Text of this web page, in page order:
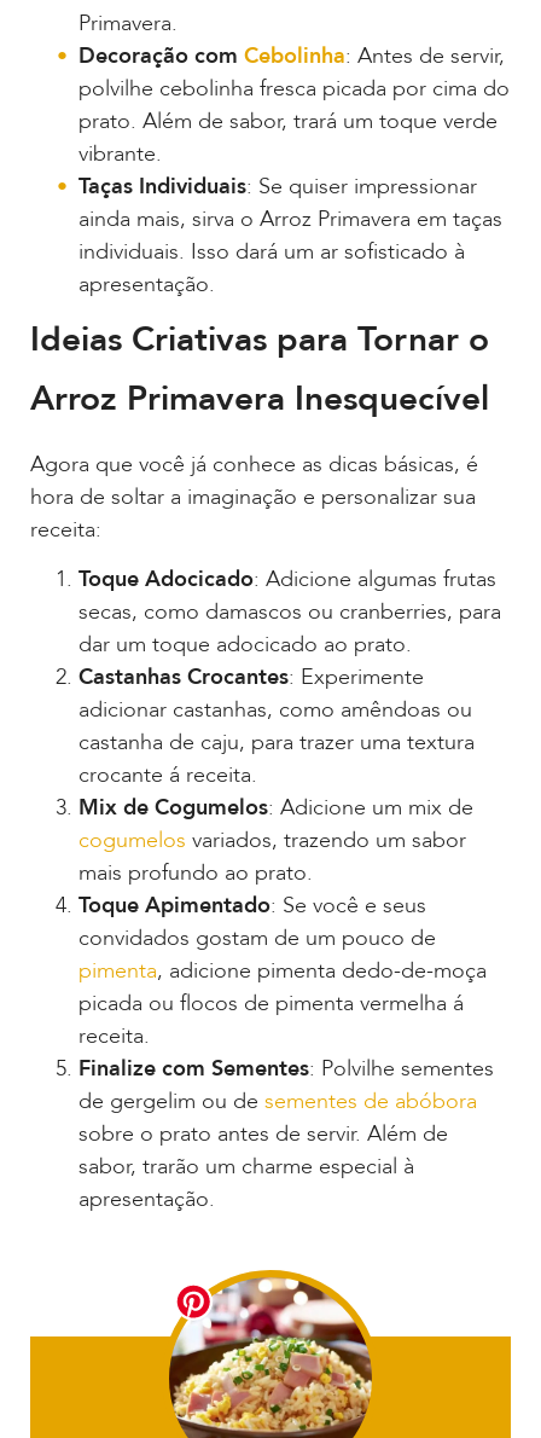
Primavera.
Decoração com Cebolinha: Antes de servir,
polvilhe cebolinha fresca picada por cima do
prato. Além de sabor, trará um toque verde
vibrante.
Taças Individuais: Se quiser impressionar
ainda mais, sirva o Arroz Primavera em taças
individuais. Isso dará um ar sofisticado à
apresentação.
Ideias Criativas para Tornar o
Arroz Primavera Inesquecível
Agora que você já conhece as dicas básicas, é
hora de soltar a imaginação e personalizar sua
receita:
Toque Adocicado: Adicione algumas frutas
secas, como damascos ou cranberries, para
dar um toque adocicado ao prato.
Castanhas Crocantes: Experimente
adicionar castanhas, como amêndoas ou
castanha de caju, para trazer uma textura
crocante á receita.
Mix de Cogumelos: Adicione um mix de
cogumelos variados, trazendo um sabor
mais profundo ao prato.
Toque Apimentado: Se você e seus
convidados gostam de um pouco de
pimenta, adicione pimenta dedo-de-moça
picada ou flocos de pimenta vermelha á
receita.
Finalize com Sementes: Polvilhe sementes
de gergelim ou de sementes de abóbora
sobre o prato antes de servir. Além de
sabor, trarão um charme especial à
apresentação.